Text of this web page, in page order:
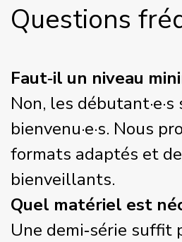
Questions
Faut‑il un niveau
Non, les débutant·e·s
bienvenu·e·s. Nous
formats adaptés et
bienveillants.
Quel matériel est
Une demi‑série suffit